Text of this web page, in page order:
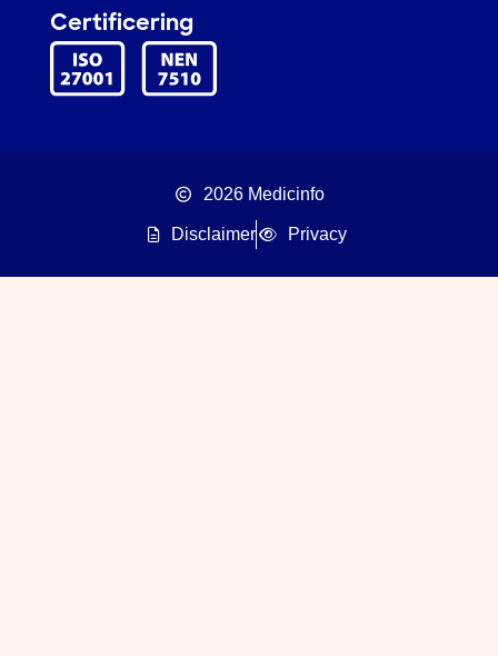
Certificering
2026 Medicinfo
Disclaimer Privacy